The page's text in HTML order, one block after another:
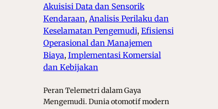
Akuisisi Data dan Sensorik
Kendaraan, Analisis Perilaku dan
Keselamatan Pengemudi, Efisiensi
Operasional dan Manajemen
Biaya, Implementasi Komersial
dan Kebijakan
Peran Telemetri dalam Gaya
Mengemudi. Dunia otomotif modern